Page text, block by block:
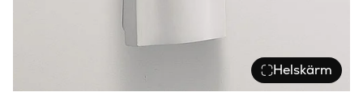
Helskärm